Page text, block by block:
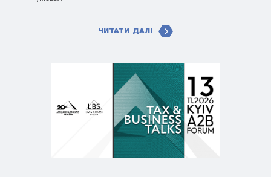
ЧИТАТИ ДАЛІ